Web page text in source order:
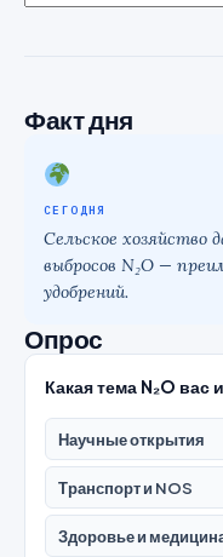
Факт дня
СЕГОДНЯ
Сельское хозяйство
выбросов N₂O —
удобрений.
Опрос
Какая тема N₂O вас
Научные открытия
Транспорт и NOS
Здоровье и